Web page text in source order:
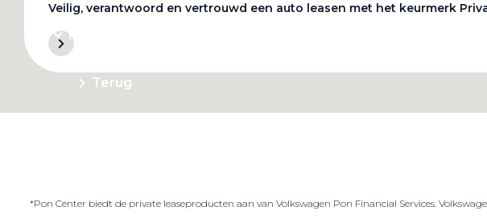
Private Lease
Terug
Veilig, verantwoord en vertrouwd een auto leasen met het keurmerk
*Pon Center biedt de private leaseproducten aan van Volkswagen Pon Financial Services.